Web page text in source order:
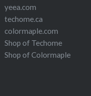
yeea.com
techome.ca
colormaple.com
Shop of Techome
Shop of Colormaple